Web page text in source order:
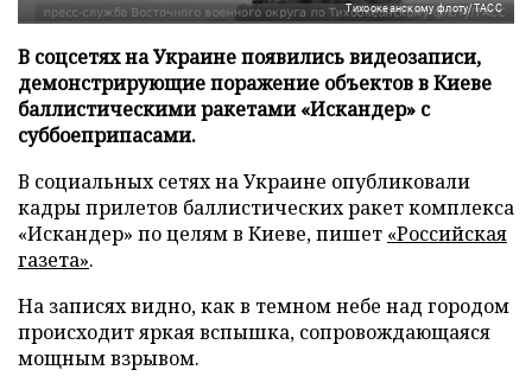
Тихоокеанскому флоту/ТАСС
В соцсетях на Украине появились видеозаписи,
демонстрирующие поражение объектов в Киеве
баллистическими ракетами «Искандер» с
суббоеприпасами.
В социальных сетях на Украине опубликовали
кадры прилетов баллистических ракет комплекса
«Искандер» по целям в Киеве, пишет «Российская
газета».
На записях видно, как в темном небе над городом
происходит яркая вспышка, сопровождающаяся
мощным взрывом.